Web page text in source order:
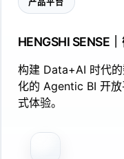
产品平台
HENGSHI SENSE
构建 Data+AI 时代
化的 Agentic BI 开
式体验。